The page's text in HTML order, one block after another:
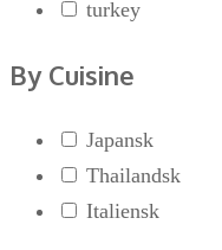
turkey
By Cuisine
Japansk
Thailandsk
Italiensk